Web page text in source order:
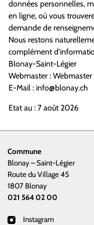
données personnelles,
en ligne, où vous
demande de
Nous restons
complément
Blonay-Saint-Légier
Webmaster : Webmaster
E-Mail : info@blonay.ch
Etat au : 7 août 2026
Commune
Blonay – Saint-Légier
Route du Village 45
1807 Blonay
021 564 02 00
Instagram